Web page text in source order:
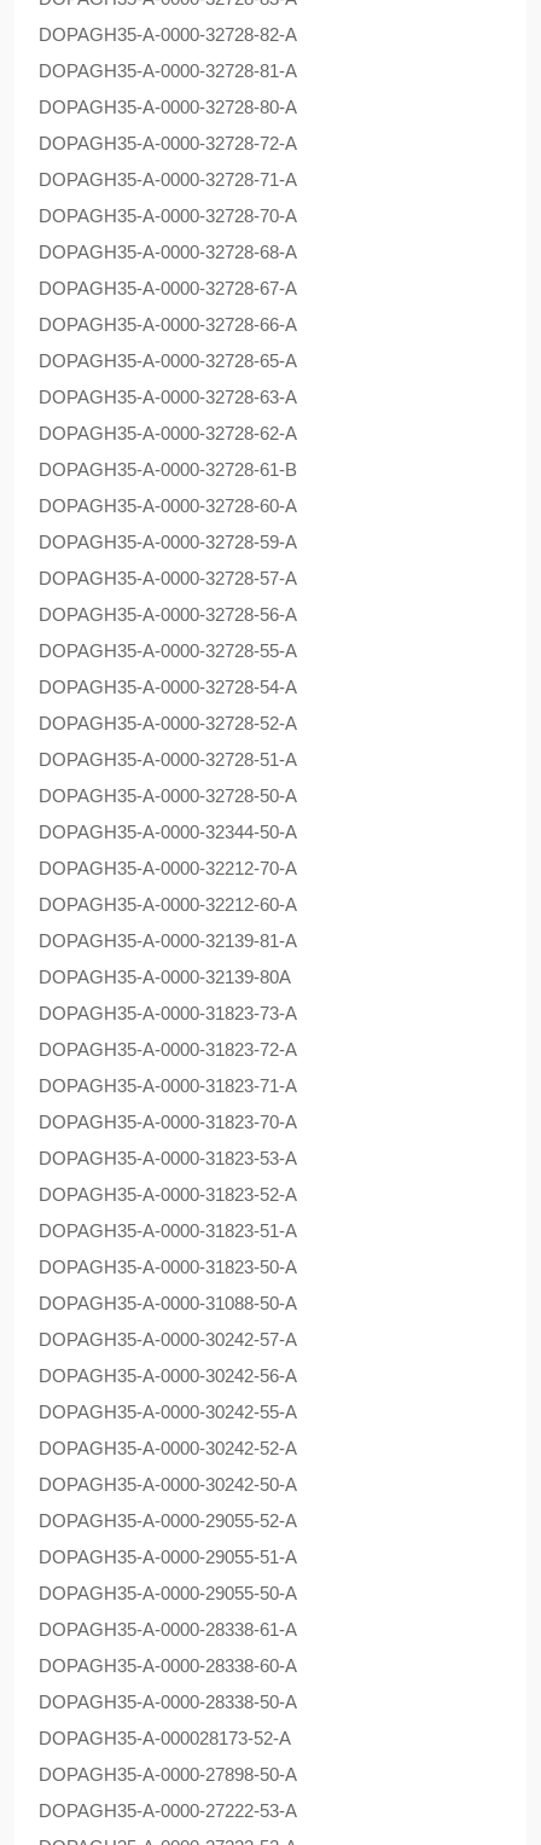
DOPAGH35-A-0000-32728-82-A
DOPAGH35-A-0000-32728-81-A
DOPAGH35-A-0000-32728-80-A
DOPAGH35-A-0000-32728-72-A
DOPAGH35-A-0000-32728-71-A
DOPAGH35-A-0000-32728-70-A
DOPAGH35-A-0000-32728-68-A
DOPAGH35-A-0000-32728-67-A
DOPAGH35-A-0000-32728-66-A
DOPAGH35-A-0000-32728-65-A
DOPAGH35-A-0000-32728-63-A
DOPAGH35-A-0000-32728-62-A
DOPAGH35-A-0000-32728-61-B
DOPAGH35-A-0000-32728-60-A
DOPAGH35-A-0000-32728-59-A
DOPAGH35-A-0000-32728-57-A
DOPAGH35-A-0000-32728-56-A
DOPAGH35-A-0000-32728-55-A
DOPAGH35-A-0000-32728-54-A
DOPAGH35-A-0000-32728-52-A
DOPAGH35-A-0000-32728-51-A
DOPAGH35-A-0000-32728-50-A
DOPAGH35-A-0000-32344-50-A
DOPAGH35-A-0000-32212-70-A
DOPAGH35-A-0000-32212-60-A
DOPAGH35-A-0000-32139-81-A
DOPAGH35-A-0000-32139-80A
DOPAGH35-A-0000-31823-73-A
DOPAGH35-A-0000-31823-72-A
DOPAGH35-A-0000-31823-71-A
DOPAGH35-A-0000-31823-70-A
DOPAGH35-A-0000-31823-53-A
DOPAGH35-A-0000-31823-52-A
DOPAGH35-A-0000-31823-51-A
DOPAGH35-A-0000-31823-50-A
DOPAGH35-A-0000-31088-50-A
DOPAGH35-A-0000-30242-57-A
DOPAGH35-A-0000-30242-56-A
DOPAGH35-A-0000-30242-55-A
DOPAGH35-A-0000-30242-52-A
DOPAGH35-A-0000-30242-50-A
DOPAGH35-A-0000-29055-52-A
DOPAGH35-A-0000-29055-51-A
DOPAGH35-A-0000-29055-50-A
DOPAGH35-A-0000-28338-61-A
DOPAGH35-A-0000-28338-60-A
DOPAGH35-A-0000-28338-50-A
DOPAGH35-A-000028173-52-A
DOPAGH35-A-0000-27898-50-A
DOPAGH35-A-0000-27222-53-A